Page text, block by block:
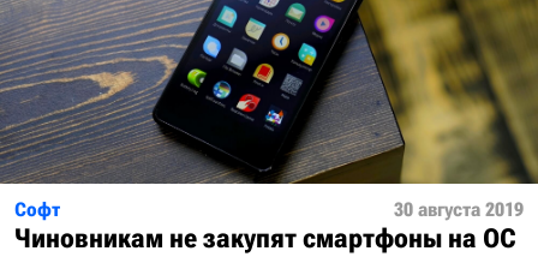
Софт 30 августа 2019
Чиновникам не закупят смартфоны на ОС